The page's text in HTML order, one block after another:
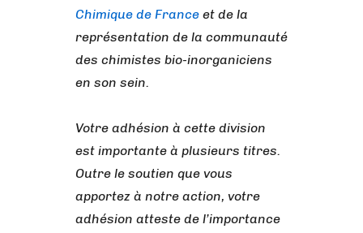
Chimique de France et de la
représentation de la communauté
des chimistes bio-inorganiciens
en son sein.
Votre adhésion à cette division
est importante à plusieurs titres.
Outre le soutien que vous
apportez à notre action, votre
adhésion atteste de l’importance